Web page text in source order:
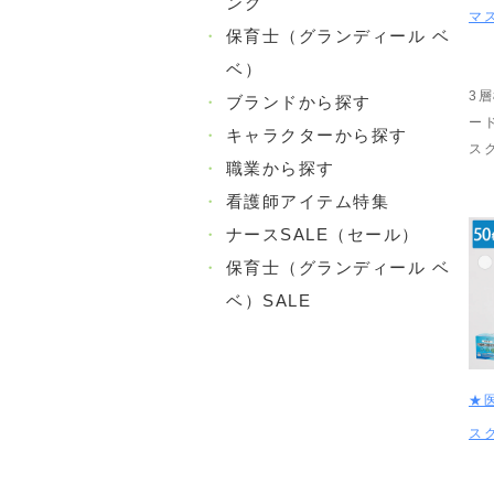
・
保育士（グランディール ベ
ベ）
・
ブランドから探す
・
キャラクターから探す
・
職業から探す
・
看護師アイテム特集
・
ナースSALE（セール）
・
保育士（グランディール ベ
ベ）SALE
マ
3
ー
ス
★
ス